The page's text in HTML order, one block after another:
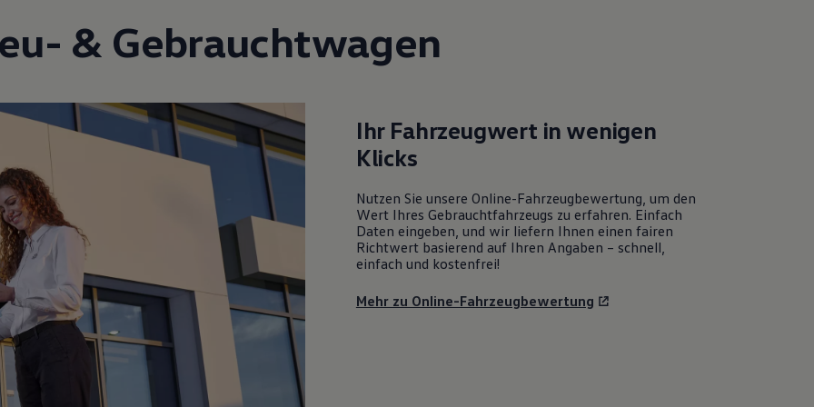
& Gebrauchtwagen
Ihr Fahrzeugwert in wenigen
Klicks
Nutzen Sie unsere Online-Fahrzeugbewertung, um den
Wert Ihres Gebrauchtfahrzeugs zu erfahren. Einfach
Daten eingeben, und wir liefern Ihnen einen fairen
Richtwert basierend auf Ihren Angaben – schnell,
einfach und kostenfrei!
Mehr zu Online-Fahrzeugbewertung